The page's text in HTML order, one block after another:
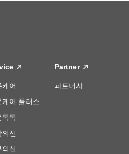
케어
케어 플러스
톡톡
의신
의신
Partner
파트너사